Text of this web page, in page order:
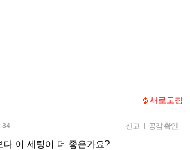
새로고침
신고 | 공감 확인
이 세팅이 더 좋은가요?